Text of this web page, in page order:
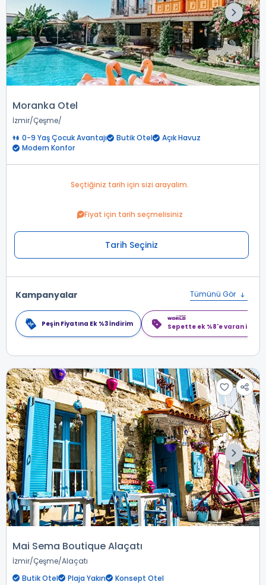
Moranka Otel
İzmir Çeşme
0-9 Yaş Çocuk Avantajı
Butik Otel
Açık Havuz
Modern Konfor
Seçtiğiniz tarih için sizi arayalım.
Fiyat için tarih seçmelisiniz
Tarih Seçiniz
Kampanyalar Tümünü Gör
Peşin Fiyatına Ek %3 İndirim Sepette ek %8'e varan
Mai Sema Boutique Alaçatı
İzmir Çeşme Alaçatı
Butik Otel
Plaja Yakın Konsept Otel